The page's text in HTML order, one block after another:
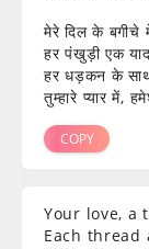
मेरे दिल के बगीचे
हर पंखुड़ी एक
हर धड़कन के साथ,
तुम्हारे प्यार में,
COPY
Your love, a
Each thread